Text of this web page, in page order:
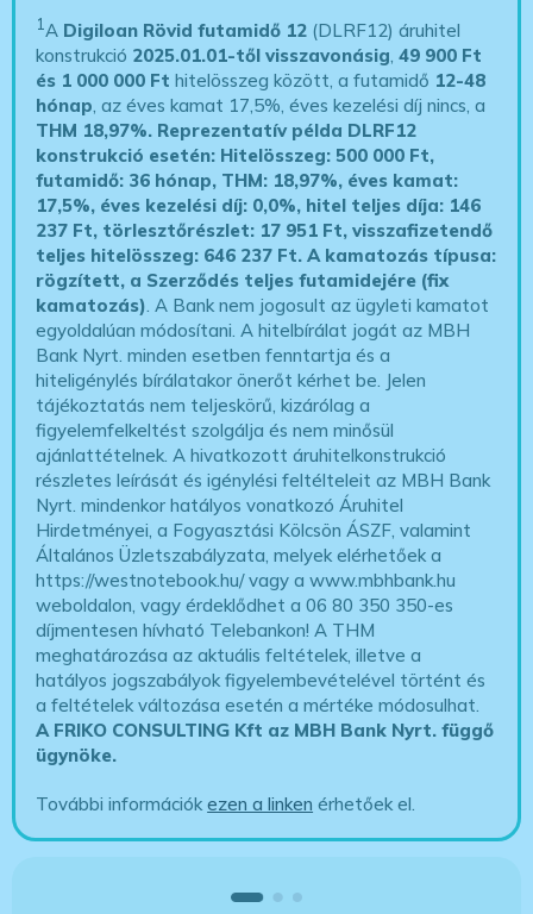
1A Digiloan Rövid futamidő 12 (DLRF12) áruhitel
konstrukció 2025.01.01-től visszavonásig,49 900 Ft
és 1 000 000 Ft hitelösszeg között, a futamidő 12-48
hónap, az éves kamat 17,5%, éves kezelési díj nincs, a
THM 18,97%. Reprezentatív példa DLRF12
konstrukció esetén: Hitelösszeg: 500 000 Ft,
futamidő: 36 hónap, THM: 18,97%, éves kamat:
17,5%, éves kezelési díj: 0,0%, hitel teljes díja: 146
237 Ft, törlesztőrészlet: 17 951 Ft, visszafizetendő
teljes hitelösszeg: 646 237 Ft.A kamatozás típusa:
rögzített, a Szerződés teljes futamidejére (fix
kamatozás). A Bank nem jogosult az ügyleti kamatot
egyoldalúan módosítani. A hitelbírálat jogát az MBH
Bank Nyrt. minden esetben fenntartja és a
hiteligénylés bírálatakor önerőt kérhet be. Jelen
tájékoztatás nem teljeskörű, kizárólag a
figyelemfelkeltést szolgálja és nem minősül
ajánlattételnek. A hivatkozott áruhitelkonstrukció
részletes leírását és igénylési feltélteleit az MBH Bank
Nyrt. mindenkor hatályos vonatkozó Áruhitel
Hirdetményei, a Fogyasztási Kölcsön ÁSZF, valamint
Általános Üzletszabályzata, melyek elérhetőek a
https://westnotebook.hu/vagy a www.mbhbank.hu
weboldalon, vagy érdeklődhet a 06 80 350 350-es
díjmentesen hívható Telebankon! A THM
meghatározása az aktuális feltételek, illetve a
hatályos jogszabályok figyelembevételével történt és
a feltételek változása esetén a mértéke módosulhat.
A FRIKO CONSULTING Kft az MBH Bank Nyrt. függő
ügynöke.
További információkezen a linken érhetőek el.